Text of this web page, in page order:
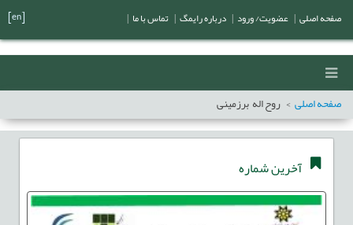
صفحه اصلی روح اله برزمینی
آخرین شماره
صفحه اصلی عضویت/ ورود درباره رایمگ تماس با ما